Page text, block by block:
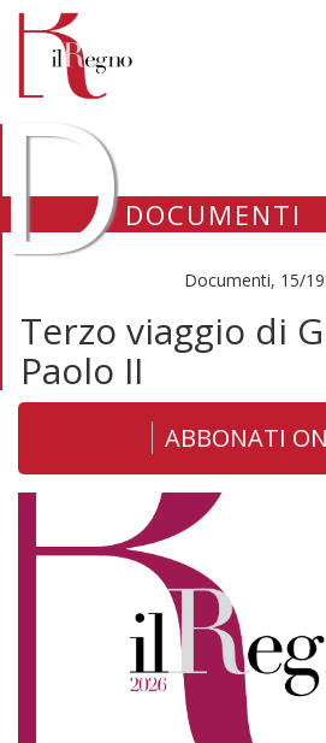
DOCUMENTI
Documenti, 15/
Terzo viaggio di
Paolo II
ABBONATI